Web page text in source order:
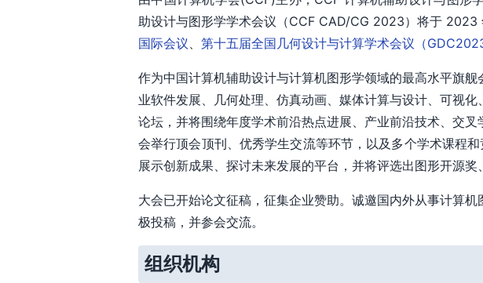
助设计与图形学学术会议（CCF CAD/CG 2023）将于
国际会议、 第十五届全国几何设计与计算学术会议（GDC2023
作为中国计算机辅助设计与计算机图形学领域的最高水平旗
业软件发展、几何处理、仿真动画、媒体计算与设计、可视
论坛，并将围绕年度学术前沿热点进展、产业前沿技术、交
会举行顶会顶刊、优秀学生交流等环节，以及多个学术课程
展示创新成果、探讨未来发展的平台，并将评选出图形开源
大会已开始论文征稿，征集企业赞助。诚邀国内外从事计算
极投稿，并参会交流。
组织机构